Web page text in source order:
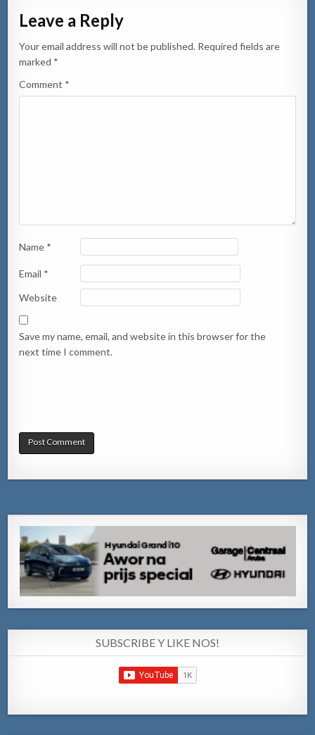
Leave a Reply
Your email address will not be published. Required fields are
marked *
Comment *
Name *
Email *
Website
Save my name, email, and website in this browser for the
next time I comment.
SUBSCRIBE Y LIKE NOS!